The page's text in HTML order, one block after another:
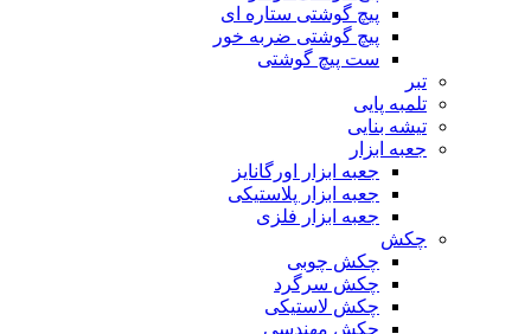
پیچ گوشتی ستاره‌ ای
پیچ گوشتی ضربه خور
ست پیچ گوشتی
تبر
تلمبه پایی
تیشه بنایی
جعبه ابزار
جعبه ابزار اورگانایز
جعبه ابزار پلاستیکی
جعبه ابزار فلزی
چکش
چکش چوبی
چکش سرگرد
چکش لاستیکی
چکش مهندسی